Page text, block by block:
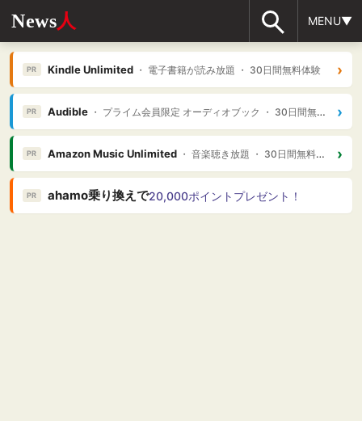
News人 MENU▼
PR Kindle Unlimited・ 電子書籍が読み放題 ・ 30日間無料体験 ›
PR Audible・ プライム会員限定 オーディオブック ・ 30日間無料体験 ›
PR Amazon Music Unlimited・ 音楽聴き放題 ・ 30日間無料体験 ›
PR ahamo乗り換えで20,000ポイントプレゼント！